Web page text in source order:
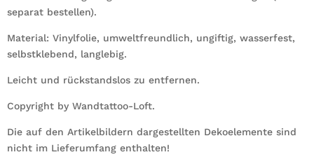
separat bestellen).
Material: Vinylfolie, umweltfreundlich, ungiftig, wasserfest,
selbstklebend, langlebig.
Leicht und rückstandslos zu entfernen.
Copyright by Wandtattoo-Loft.
Die auf den Artikelbildern dargestellten Dekoelemente sind
nicht im Lieferumfang enthalten!